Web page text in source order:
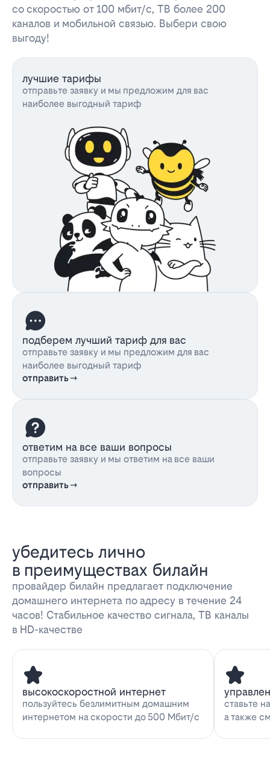
со скоростью от 100 мбит/с, ТВ более 200
каналов и мобильной связью. Выбери свою
выгоду!
лучшие тарифы
отправьте заявку и мы предложим для вас
наиболее выгодный тариф
подберем лучший тариф для вас
отправьте заявку и мы предложим для вас
наиболее выгодный тариф
отправить
ответим на все ваши вопросы
отправьте заявку и мы ответим на все ваши
вопросы
отправить
убедитесь лично
в преимуществах билайн
провайдер билайн предлагает подключение
домашнего интернета по адресу в течение 24
часов! Стабильное качество сигнала, ТВ каналы
в HD-качестве
высокоскоростной интернет
пользуйтесь безлимитным домашним
интернетом на скорости до 500 Мбит/с
ставьте
а также